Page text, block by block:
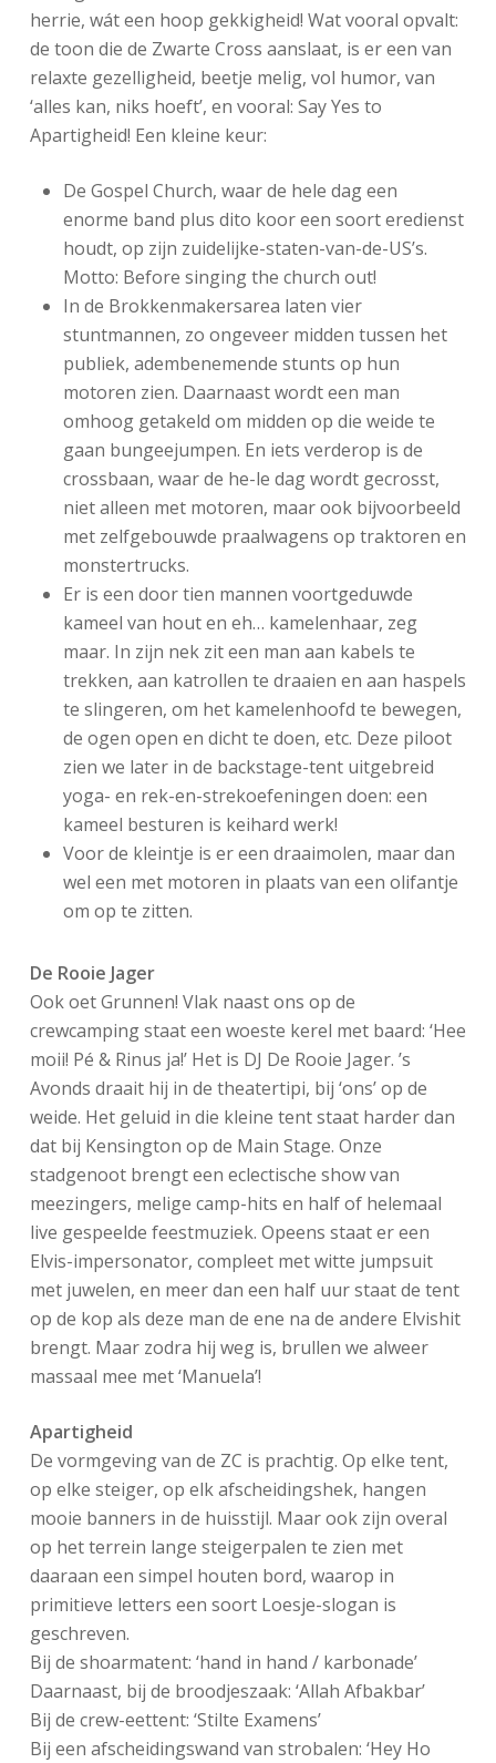
herrie, wát een hoop gekkigheid! Wat vooral opvalt:
de toon die de Zwarte Cross aanslaat, is er een van
relaxte gezelligheid, beetje melig, vol humor, van
‘alles kan, niks hoeft’, en vooral: Say Yes to
Apartigheid! Een kleine keur:
De Gospel Church, waar de hele dag een
enorme band plus dito koor een soort eredienst
houdt, op zijn zuidelijke-staten-van-de-US’s.
Motto: Before singing the church out!
In de Brokkenmakersarea laten vier
stuntmannen, zo ongeveer midden tussen het
publiek, adembenemende stunts op hun
motoren zien. Daarnaast wordt een man
omhoog getakeld om midden op die weide te
gaan bungeejumpen. En iets verderop is de
crossbaan, waar de he-le dag wordt gecrosst,
niet alleen met motoren, maar ook bijvoorbeeld
met zelfgebouwde praalwagens op traktoren en
monstertrucks.
Er is een door tien mannen voortgeduwde
kameel van hout en eh… kamelenhaar, zeg
maar. In zijn nek zit een man aan kabels te
trekken, aan katrollen te draaien en aan haspels
te slingeren, om het kamelenhoofd te bewegen,
de ogen open en dicht te doen, etc. Deze piloot
zien we later in de backstage-tent uitgebreid
yoga- en rek-en-strekoefeningen doen: een
kameel besturen is keihard werk!
Voor de kleintje is er een draaimolen, maar dan
wel een met motoren in plaats van een olifantje
om op te zitten.
De Rooie Jager
Ook oet Grunnen! Vlak naast ons op de
crewcamping staat een woeste kerel met baard: ‘Hee
moii! Pé & Rinus ja!’ Het is DJ De Rooie Jager. ’s
Avonds draait hij in de theatertipi, bij ‘ons’ op de
weide. Het geluid in die kleine tent staat harder dan
dat bij Kensington op de Main Stage. Onze
stadgenoot brengt een eclectische show van
meezingers, melige camp-hits en half of helemaal
live gespeelde feestmuziek. Opeens staat er een
Elvis-impersonator, compleet met witte jumpsuit
met juwelen, en meer dan een half uur staat de tent
op de kop als deze man de ene na de andere Elvishit
brengt. Maar zodra hij weg is, brullen we alweer
massaal mee met ‘Manuela’!
Apartigheid
De vormgeving van de ZC is prachtig. Op elke tent,
op elke steiger, op elk afscheidingshek, hangen
mooie banners in de huisstijl. Maar ook zijn overal
op het terrein lange steigerpalen te zien met
daaraan een simpel houten bord, waarop in
primitieve letters een soort Loesje-slogan is
geschreven.
Bij de shoarmatent: ‘hand in hand / karbonade’
Daarnaast, bij de broodjeszaak: ‘Allah Afbakbar’
Bij de crew-eettent: ‘Stilte Examens’
Bij een afscheidingswand van strobalen: ‘Hey Ho